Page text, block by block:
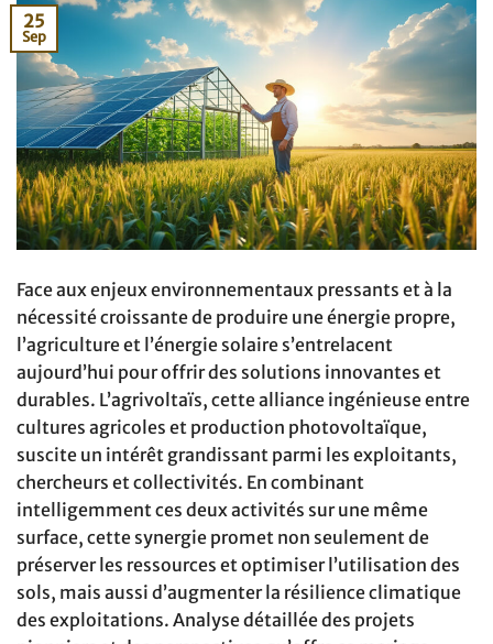
25
Sep
Face aux enjeux environnementaux pressants et à la
nécessité croissante de produire une énergie propre,
l’agriculture et l’énergie solaire s’entrelacent
aujourd’hui pour offrir des solutions innovantes et
durables. L’agrivoltaïs, cette alliance ingénieuse entre
cultures agricoles et production photovoltaïque,
suscite un intérêt grandissant parmi les exploitants,
chercheurs et collectivités. En combinant
intelligemment ces deux activités sur une même
surface, cette synergie promet non seulement de
préserver les ressources et optimiser l’utilisation des
sols, mais aussi d’augmenter la résilience climatique
des exploitations. Analyse détaillée des projets